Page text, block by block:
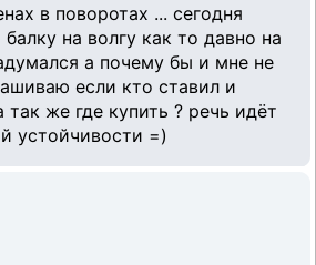
в поворотах ... сегодня
на волгу как то давно на
а почему бы и мне не
если кто ставил и
же где купить ? речь идёт
устойчивости =)